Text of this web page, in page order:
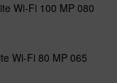
Wi-Fi 100 MP 080
Wi-Fi 80 MP 065